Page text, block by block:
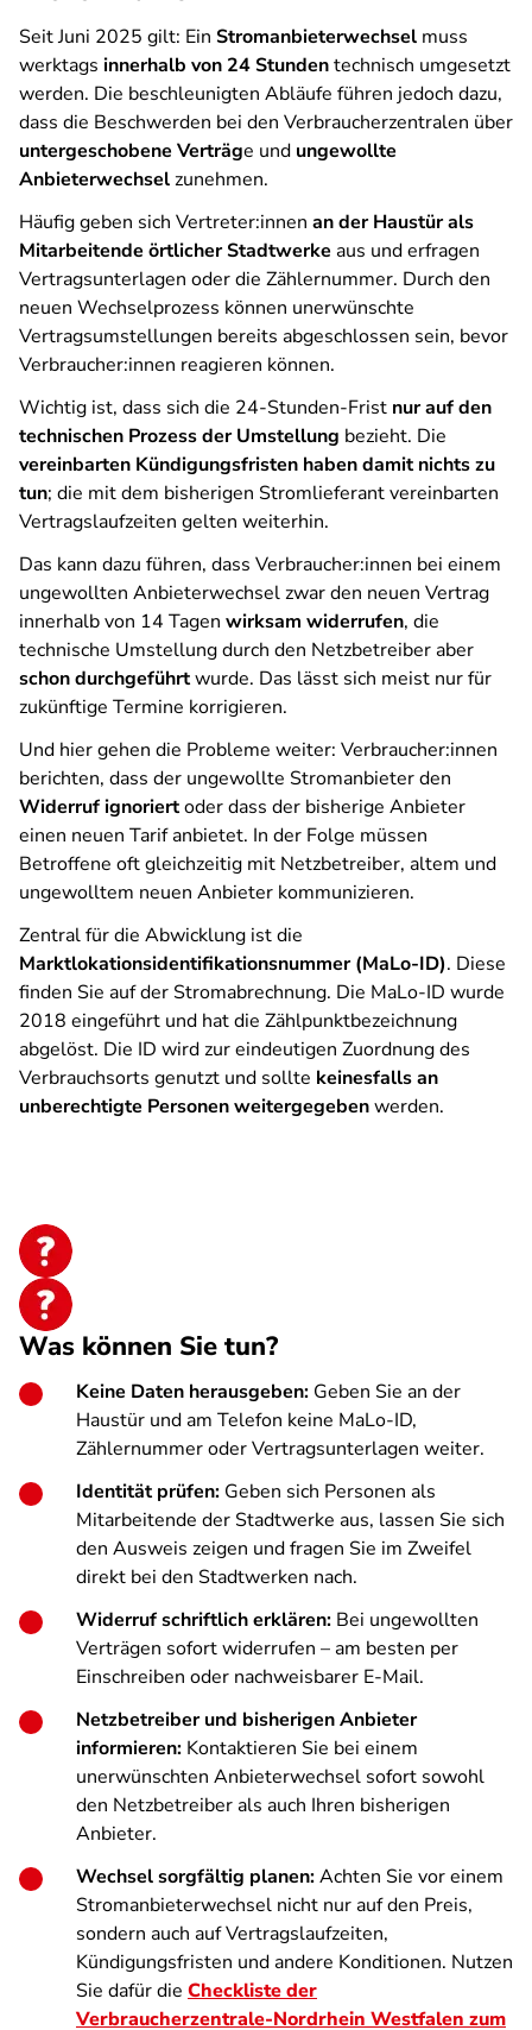
Seit Juni 2025 gilt: Ein Stromanbieterwechsel muss
werktags innerhalb von 24 Stundentechnisch umgesetzt
werden. Die beschleunigten Abläufe führen jedoch dazu,
dass die Beschwerden bei den Verbraucherzentralen über
untergeschobene Verträge und ungewollte
Anbieterwechselzunehmen.
Häufig geben sich Vertreter:innen an der Haustür als
Mitarbeitende örtlicher Stadtwerke aus und erfragen
Vertragsunterlagen oder die Zählernummer. Durch den
neuen Wechselprozess können unerwünschte
Vertragsumstellungen bereits abgeschlossen sein, bevor
Verbraucher:innen reagieren können.
Wichtig ist, dass sich die 24-Stunden-Frist nur auf den
technischen Prozess der Umstellung bezieht. Die
vereinbarten Kündigungsfristen haben damit nichts zu
tun; die mit dem bisherigen Stromlieferant vereinbarten
Vertragslaufzeiten gelten weiterhin.
Das kann dazu führen, dass Verbraucher:innen bei einem
ungewollten Anbieterwechsel zwar den neuen Vertrag
innerhalb von 14 Tagen wirksam widerrufen, die
technische Umstellung durch den Netzbetreiber aber
schon durchgeführtwurde. Das lässt sich meist nur für
zukünftige Termine korrigieren.
Und hier gehen die Probleme weiter: Verbraucher:innen
berichten, dass der ungewollte Stromanbieter den
Widerruf ignoriertoder dass der bisherige Anbieter
einen neuen Tarif anbietet. In der Folge müssen
Betroffene oft gleichzeitig mit Netzbetreiber, altem und
ungewolltem neuen Anbieter kommunizieren.
Zentral für die Abwicklung ist die
Marktlokationsidentifikationsnummer (MaLo-ID). Diese
finden Sie auf der Stromabrechnung. Die MaLo-ID wurde
2018 eingeführt und hat die Zählpunktbezeichnung
abgelöst. Die ID wird zur eindeutigen Zuordnung des
Verbrauchsorts genutzt und sollte keinesfalls an
unberechtigte Personen weitergegebenwerden.
Was können Sie tun?
Keine Daten herausgeben: Geben Sie an der
Haustür und am Telefon keine MaLo-ID,
Zählernummer oder Vertragsunterlagen weiter.
Identität prüfen: Geben sich Personen als
Mitarbeitende der Stadtwerke aus, lassen Sie sich
den Ausweis zeigen und fragen Sie im Zweifel
direkt bei den Stadtwerken nach.
Widerruf schriftlich erklären: Bei ungewollten
Verträgen sofort widerrufen – am besten per
Einschreiben oder nachweisbarer E-Mail.
Netzbetreiber und bisherigen Anbieter
informieren: Kontaktieren Sie bei einem
unerwünschten Anbieterwechsel sofort sowohl
den Netzbetreiber als auch Ihren bisherigen
Anbieter.
Wechsel sorgfältig planen:Achten Sie vor einem
Stromanbieterwechsel nicht nur auf den Preis,
sondern auch auf Vertragslaufzeiten,
Kündigungsfristen und andere Konditionen. Nutzen
Sie dafür die Checkliste der
Verbraucherzentrale-Nordrhein Westfalen zum